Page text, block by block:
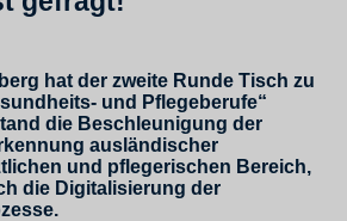
hat der zweite Runde Tisch zu
und Pflegeberufe“
die Beschleunigung der
ausländischer
und pflegerischen Bereich,
die Digitalisierung der